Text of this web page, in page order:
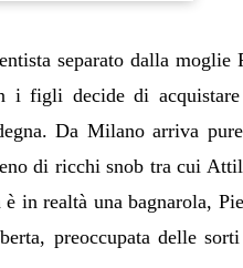
separato dalla
i figli decide di
Da Milano arriva
di ricchi snob tra cui
in realtà una bagnarola,
preoccupata delle